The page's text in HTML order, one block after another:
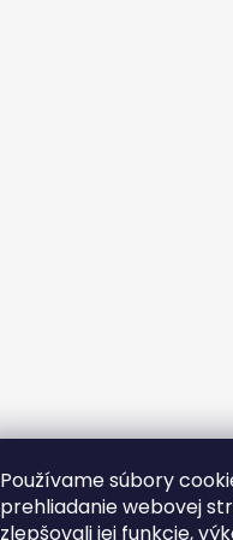
Používame súbory
prehliadanie webovej
zlepšovali jej funkcie,